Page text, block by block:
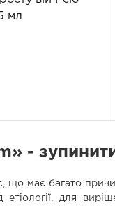
мл
-
що має багато
для